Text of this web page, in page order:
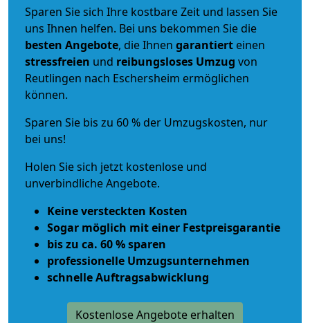
Sparen Sie sich Ihre kostbare Zeit und lassen Sie
uns Ihnen helfen. Bei uns bekommen Sie die
besten Angebote, die Ihnen garantiert einen
stressfreien und reibungsloses Umzug von
Reutlingen nach Eschersheim ermöglichen
können.
Sparen Sie bis zu 60 % der Umzugskosten, nur
bei uns!
Holen Sie sich jetzt kostenlose und
unverbindliche Angebote.
Keine versteckten Kosten
Sogar möglich mit einer Festpreisgarantie
bis zu ca. 60 % sparen
professionelle Umzugsunternehmen
schnelle Auftragsabwicklung
Kostenlose Angebote erhalten